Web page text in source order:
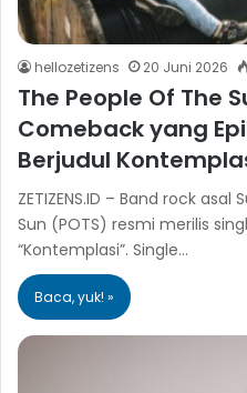
hellozetizens 20 Juni 2026
The People Of The
Comeback yang
Berjudul
ZETIZENS.ID – Band rock
Sun (POTS) resmi merilis
“Kontemplasi”. Single…
Baca, yuk! »